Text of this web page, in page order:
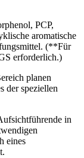
PCP,
aromatische
(**Für
erforderlich.)
planen
der speziellen
in
eines